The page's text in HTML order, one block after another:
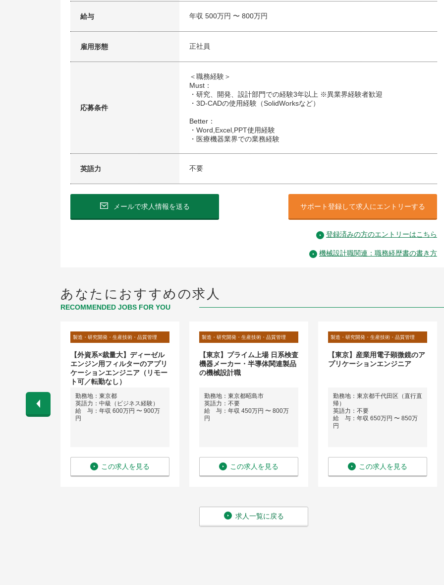
給与 年収 500万円 〜 800万円
雇用形態 正社員
応募条件
＜職務経験＞
Must：
・研究、開発、設計部門での経験3年以上 ※異業界経験者歓迎
・3D-CADの使用経験（SolidWorksなど）
Better：
・Word,Excel,PPT使用経験
・医療機器業界での業務経験
英語力 不要
メールで求人情報を送る サポート登録して求人にエントリーする
登録済みの方のエントリーはこちら
機械設計職関連：職務経歴書の書き方
あなたにおすすめの求人
RECOMMENDED JOBS FOR YOU
・東京都昭
〜 1,000
製造・研究開発・生産技術・品質管理
【外資系×裁量大】ディーゼル
エンジン用フィルターのアプリ
ケーションエンジニア（リモー
ト可／転勤なし）
勤務地：東京都
英語力：中級（ビジネス経験）
給 与：年収 600万円 〜 900万
円
この求人を見る
製造・研究開発・生産技術・品質管理
【東京】プライム上場 日系検査
機器メーカー・半導体関連製品
の機械設計職
勤務地：東京都昭島市
英語力：不要
給 与：年収 450万円 〜 800万
円
この求人を見る
製造・研究開発・生産技術・品質管理
【東京】産業用電子顕微鏡のア
プリケーションエンジニア
勤務地：東京都千代田区（直行直
帰）
英語力：不要
給 与：年収 650万円 〜 850万
円
この求人を見る
求人一覧に戻る